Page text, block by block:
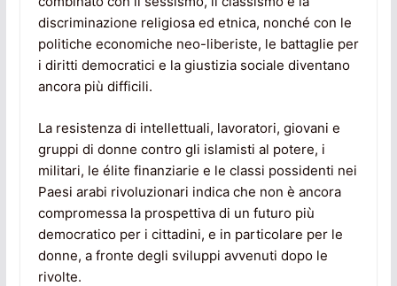
discriminazione religiosa ed etnica, nonché con le
politiche economiche neo-liberiste, le battaglie per
i diritti democratici e la giustizia sociale diventano
ancora più difficili.
La resistenza di intellettuali, lavoratori, giovani e
gruppi di donne contro gli islamisti al potere, i
militari, le élite finanziarie e le classi possidenti nei
Paesi arabi rivoluzionari indica che non è ancora
compromessa la prospettiva di un futuro più
democratico per i cittadini, e in particolare per le
donne, a fronte degli sviluppi avvenuti dopo le
rivolte.